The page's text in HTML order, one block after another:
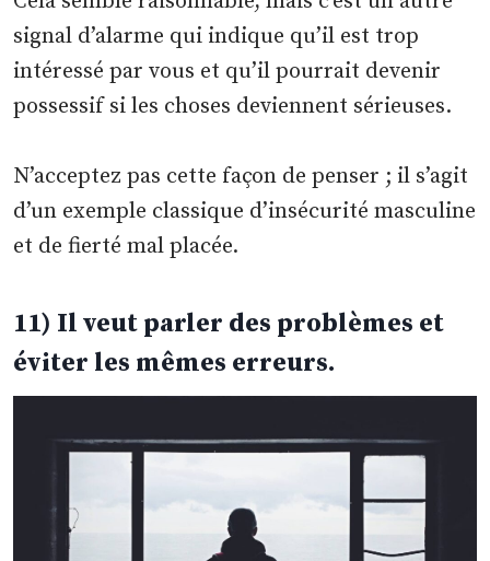
signal d’alarme qui indique qu’il est trop
intéressé par vous et qu’il pourrait devenir
possessif si les choses deviennent sérieuses.
N’acceptez pas cette façon de penser ; il s’agit
d’un exemple classique d’insécurité masculine
et de fierté mal placée.
11) Il veut parler des problèmes et
éviter les mêmes erreurs.